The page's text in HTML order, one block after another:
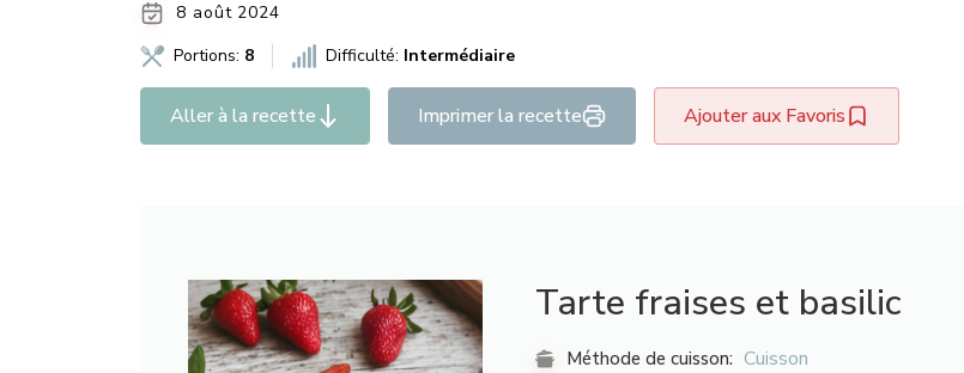
8 août 2024
Portions: 8 Difficulté: Intermédiaire
Aller à la recette Imprimer la recette Ajouter aux Favoris
Tarte fraises et basilic
Méthode de cuisson: Cuisson